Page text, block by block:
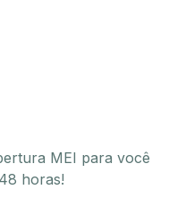
MEI para você
horas!